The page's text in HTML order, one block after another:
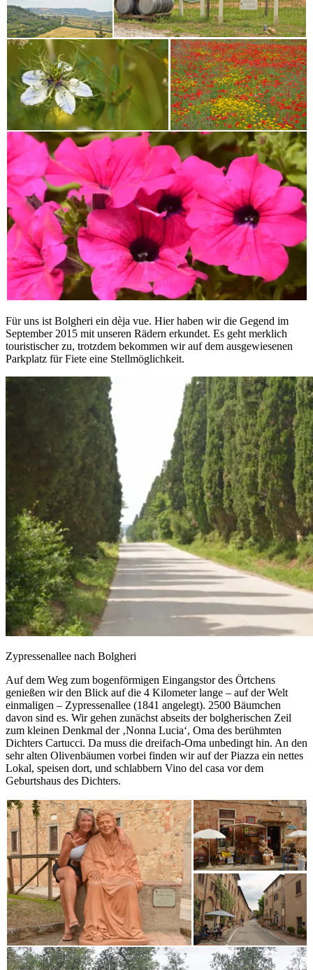
Für uns ist Bolgheri ein dèja vue. Hier haben wir die Gegend im
September 2015 mit unseren Rädern erkundet. Es geht merklich
touristischer zu, trotzdem bekommen wir auf dem ausgewiesenen
Parkplatz für Fiete eine Stellmöglichkeit.
Zypressenallee nach Bolgheri
Auf dem Weg zum bogenförmigen Eingangstor des Örtchens
genießen wir den Blick auf die 4 Kilometer lange – auf der Welt
einmaligen – Zypressenallee (1841 angelegt). 2500 Bäumchen
davon sind es. Wir gehen zunächst abseits der bolgherischen Zeil
zum kleinen Denkmal der ‚Nonna Lucia‘, Oma des berühmten
Dichters Cartucci. Da muss die dreifach-Oma unbedingt hin. An den
sehr alten Olivenbäumen vorbei finden wir auf der Piazza ein nettes
Lokal, speisen dort, und schlabbern Vino del casa vor dem
Geburtshaus des Dichters.